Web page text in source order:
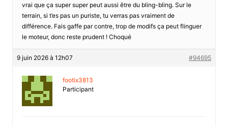
vrai que ça super super peut aussi être du bling-bling. Sur le
terrain, si t’es pas un puriste, tu verras pas vraiment de
différence. Fais gaffe par contre, trop de modifs ça peut flinguer
le moteur, donc reste prudent ! Choqué
9 juin 2026 à 12h07 #94695
footix3813
Participant